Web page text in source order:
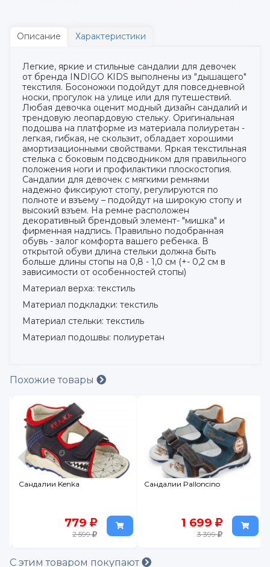
Описание Характеристики
Легкие, яркие и стильные сандалии для девочек
от бренда INDIGO KIDS выполнены из "дышащего"
текстиля. Босоножки подойдут для повседневной
носки, прогулок на улице или для путешествий.
Любая девочка оценит модный дизайн сандалий и
трендовую леопардовую стельку. Оригинальная
подошва на платформе из материала полиуретан -
легкая, гибкая, не скользит, обладает хорошими
амортизационными свойствами. Яркая текстильная
стелька с боковым подсводником для правильного
положения ноги и профилактики плоскостопия.
Сандалии для девочек с мягкими ремнями
надежно фиксируют стопу, регулируются по
полноте и взъему – подойдут на широкую стопу и
высокий взъем. На ремне расположен
декоративный брендовый элемент- "мишка" и
фирменная надпись. Правильно подобранная
обувь - залог комфорта вашего ребенка. В
открытой обуви длина стельки должна быть
больше длины стопы на 0,8 - 1,0 см (+- 0,2 см в
зависимости от особенностей стопы)
Материал верха: текстиль
Материал подкладки: текстиль
Материал стельки: текстиль
Материал подошвы: полиуретан
Похожие товары
Сандалии Palloncino
1 699
3 399
Сандалии Mursu
630
1 259
С этим товаром покупают